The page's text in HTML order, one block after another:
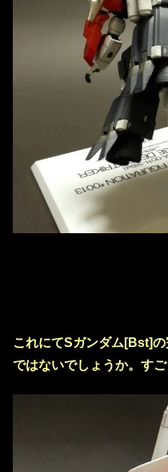
これにてSガンダム[Bst]
ではないでしょうか。す